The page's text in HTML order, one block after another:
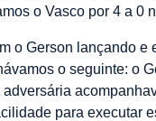
o Vasco por 4 a 0
o Gerson lançando
o seguinte: o
para executar